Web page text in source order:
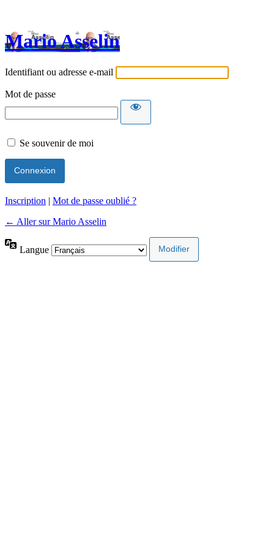
Mario Asselin
Identifiant ou adresse e-mail
Mot de passe
Se souvenir de moi
Inscription | Mot de passe oublié ?
← Aller sur Mario Asselin
Langue